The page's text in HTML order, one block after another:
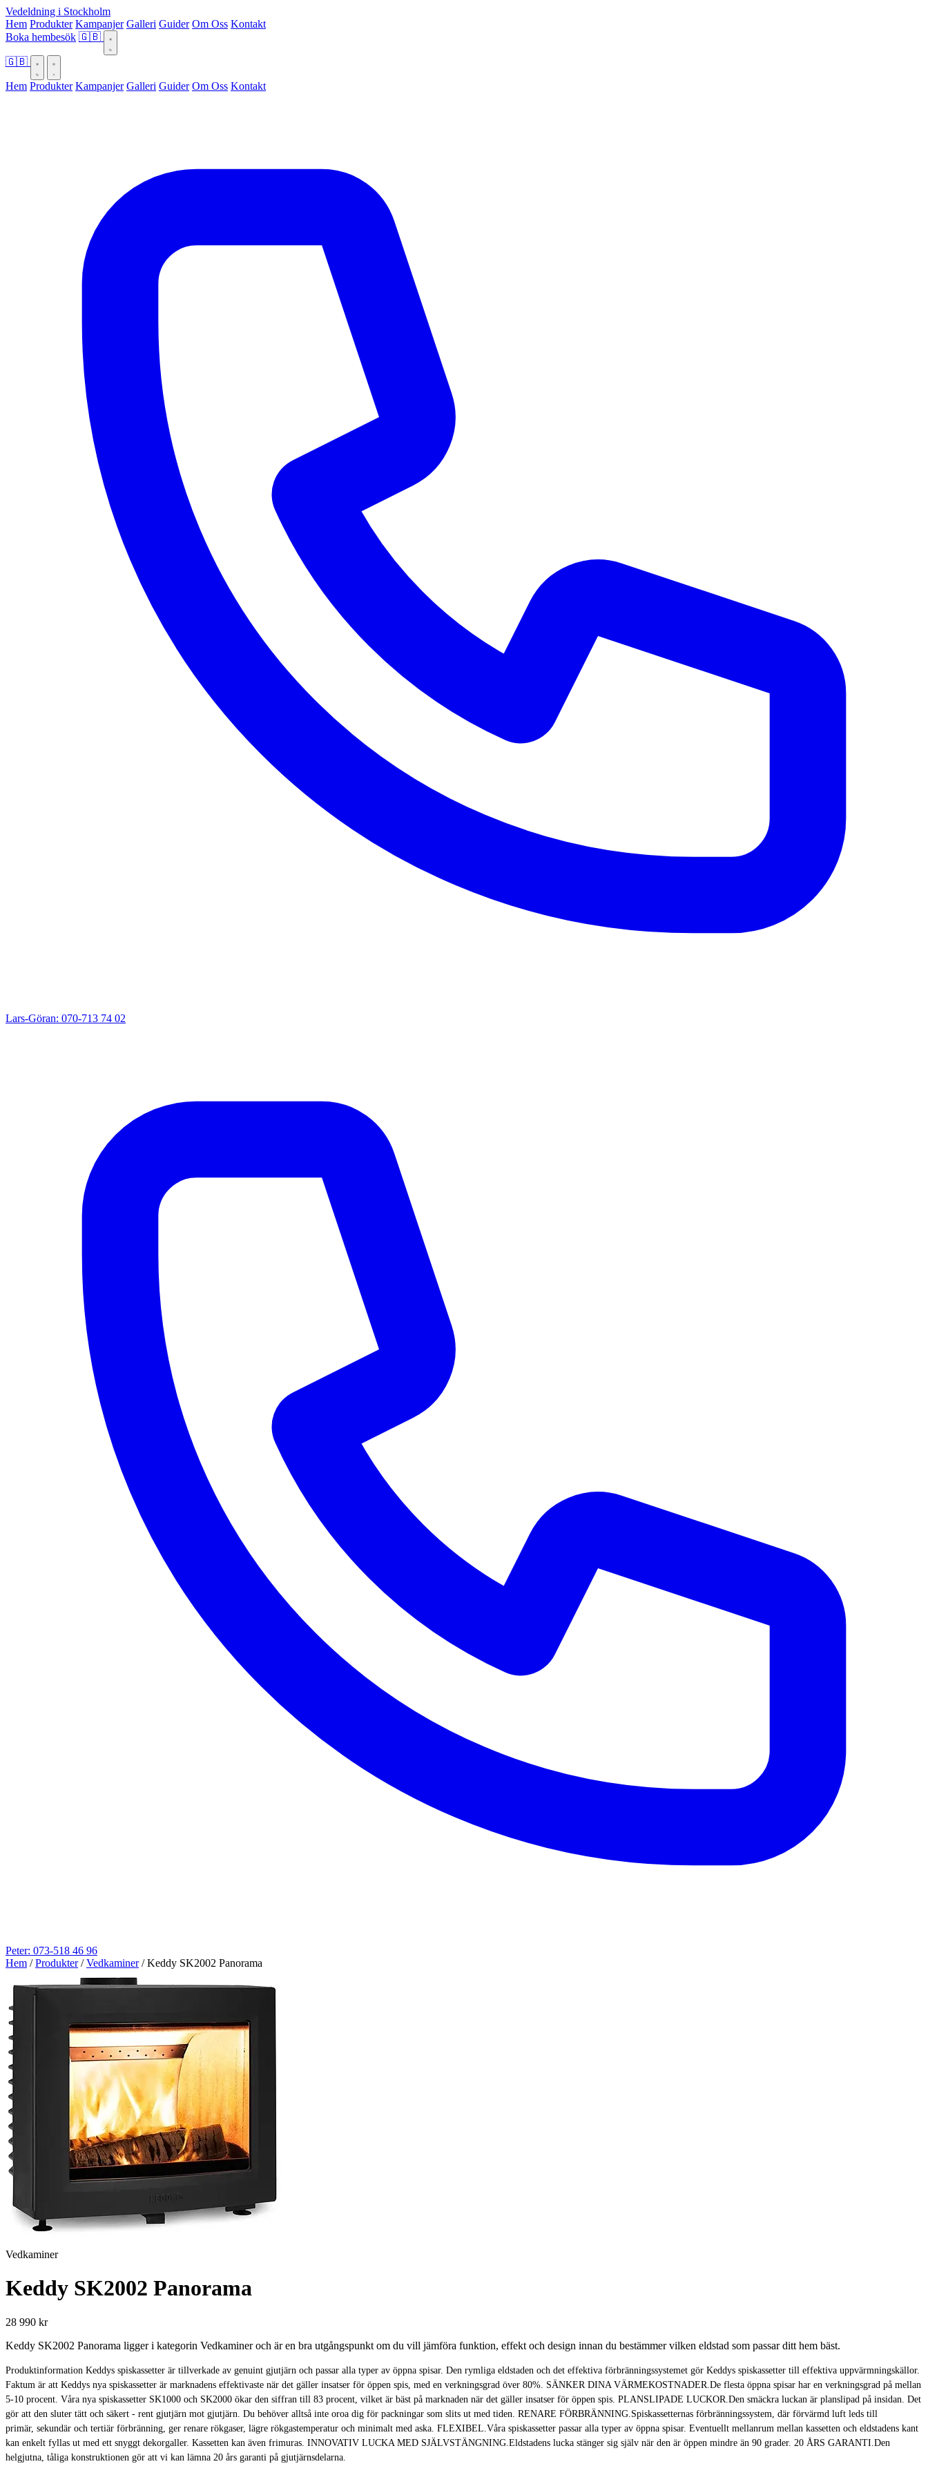
Vedeldning i Stockholm
Hem Produkter Kampanjer Galleri Guider Om Oss Kontakt
Boka hembesök 🇬🇧
🇬🇧
Hem Produkter Kampanjer Galleri Guider Om Oss Kontakt
Lars-Göran: 070-713 74 02
Peter: 073-518 46 96
Hem / Produkter / Vedkaminer / Keddy SK2002 Panorama
Vedkaminer
Keddy SK2002 Panorama
28 990 kr
Keddy SK2002 Panorama ligger i kategorin Vedkaminer och är en bra utgångspunkt om du vill jämföra funktion, effekt och design innan du bestämmer vilken eldstad som passar ditt hem bäst.
Produktinformation Keddys spiskassetter är tillverkade av genuint gjutjärn och passar alla typer av öppna spisar. Den rymliga eldstaden och det effektiva förbränningssystemet gör Keddys spiskassetter till effektiva uppvärmningskällor.
Faktum är att Keddys nya spiskassetter är marknadens effektivaste när det gäller insatser för öppen spis, med en verkningsgrad över 80%. SÄNKER DINA VÄRMEKOSTNADER.De flesta öppna spisar har en verkningsgrad på mellan
5-10 procent. Våra nya spiskassetter SK1000 och SK2000 ökar den siffran till 83 procent, vilket är bäst på marknaden när det gäller insatser för öppen spis. PLANSLIPADE LUCKOR.Den smäckra luckan är planslipad på insidan. Det
gör att den sluter tätt och säkert - rent gjutjärn mot gjutjärn. Du behöver alltså inte oroa dig för packningar som slits ut med tiden. RENARE FÖRBRÄNNING.Spiskassetternas förbränningssystem, där förvärmd luft leds till
primär, sekundär och tertiär förbränning, ger renare rökgaser, lägre rökgastemperatur och minimalt med aska. FLEXIBEL.Våra spiskassetter passar alla typer av öppna spisar. Eventuellt mellanrum mellan kassetten och eldstadens kant
kan enkelt fyllas ut med ett snyggt dekorgaller. Kassetten kan även frimuras. INNOVATIV LUCKA MED SJÄLVSTÄNGNING.Eldstadens lucka stänger sig själv när den är öppen mindre än 90 grader. 20 ÅRS GARANTI.Den
helgjutna, tåliga konstruktionen gör att vi kan lämna 20 års garanti på gjutjärnsdelarna.